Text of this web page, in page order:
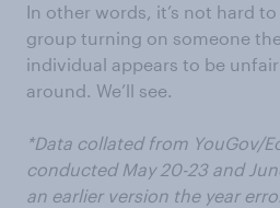
In other words, it’s not hard
group turning on someone
individual appears to be
around. We’ll see.
*Data collated from YouGov/
conducted May 20-23 and
an earlier version the year